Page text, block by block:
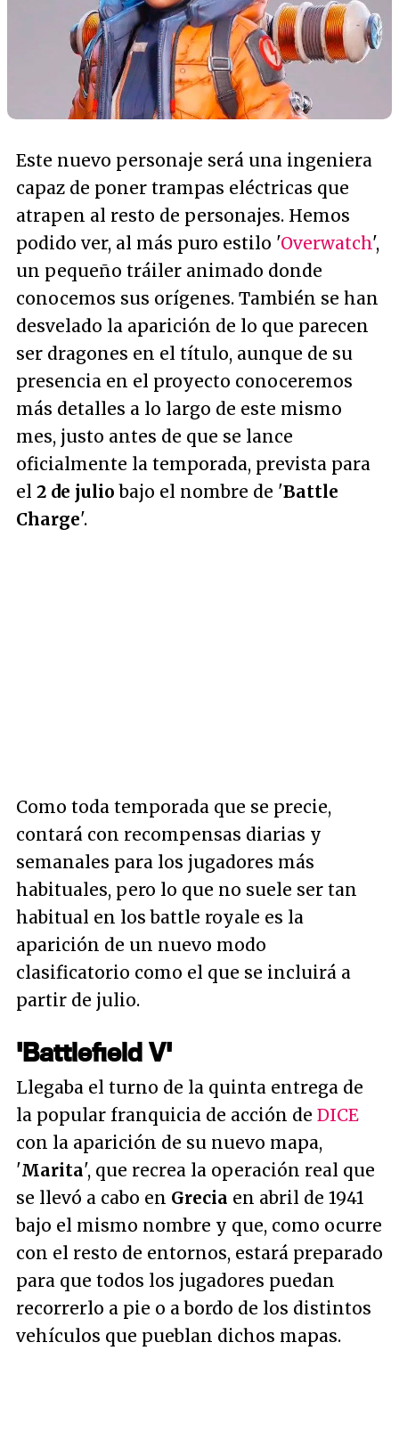
Este nuevo personaje será una ingeniera
capaz de poner trampas eléctricas que
atrapen al resto de personajes. Hemos
podido ver, al más puro estilo 'Overwatch',
un pequeño tráiler animado donde
conocemos sus orígenes. También se han
desvelado la aparición de lo que parecen
ser dragones en el título, aunque de su
presencia en el proyecto conoceremos
más detalles a lo largo de este mismo
mes, justo antes de que se lance
oficialmente la temporada, prevista para
el 2 de julio bajo el nombre de 'Battle
Charge'.
Como toda temporada que se precie,
contará con recompensas diarias y
semanales para los jugadores más
habituales, pero lo que no suele ser tan
habitual en los battle royale es la
aparición de un nuevo modo
clasificatorio como el que se incluirá a
partir de julio.
'Battlefield V'
Llegaba el turno de la quinta entrega de
la popular franquicia de acción de DICE
con la aparición de su nuevo mapa,
'Marita', que recrea la operación real que
se llevó a cabo en Grecia en abril de 1941
bajo el mismo nombre y que, como ocurre
con el resto de entornos, estará preparado
para que todos los jugadores puedan
recorrerlo a pie o a bordo de los distintos
vehículos que pueblan dichos mapas.